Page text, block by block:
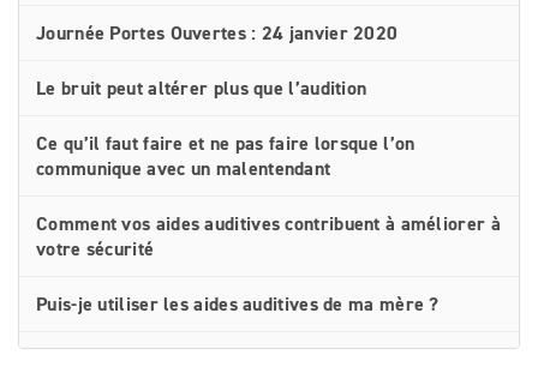
Journée Portes Ouvertes : 24 janvier 2020
Le bruit peut altérer plus que l’audition
Ce qu’il faut faire et ne pas faire lorsque l’on
communique avec un malentendant
Comment vos aides auditives contribuent à améliorer à
votre sécurité
Puis-je utiliser les aides auditives de ma mère ?